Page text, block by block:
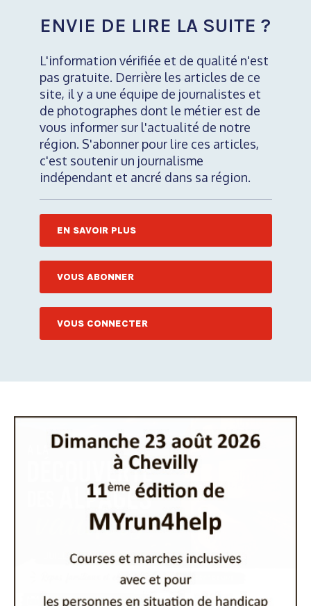
ENVIE DE LIRE LA SUITE ?
L'information vérifiée et de qualité n'est
pas gratuite. Derrière les articles de ce
site, il y a une équipe de journalistes et
de photographes dont le métier est de
vous informer sur l'actualité de notre
région. S'abonner pour lire ces articles,
c'est soutenir un journalisme
indépendant et ancré dans sa région.
EN SAVOIR PLUS
VOUS ABONNER
VOUS CONNECTER